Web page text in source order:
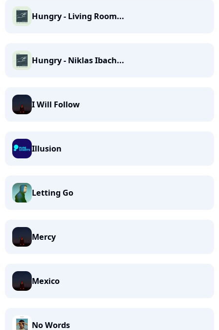
Hungry - Living Room...
Hungry - Niklas Ibach...
I Will Follow
Illusion
Letting Go
Mercy
Mexico
No Words